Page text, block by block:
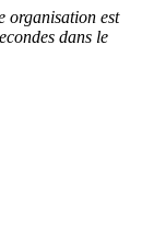
organisation est
dans le